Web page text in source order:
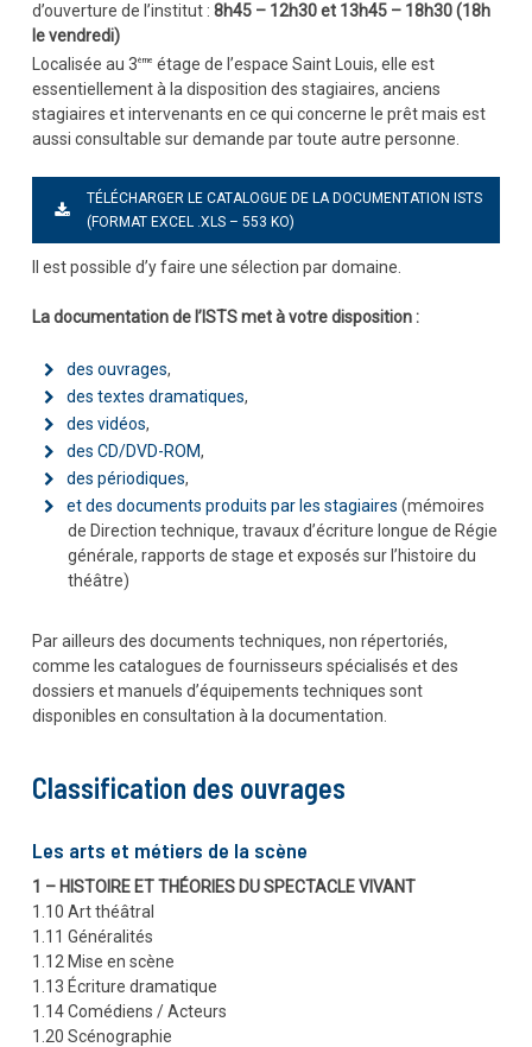
d’ouverture de l’institut : 8h45 – 12h30 et 13h45 – 18h30 (18h
le vendredi)
Localisée au 3ème étage de l’espace Saint Louis, elle est
essentiellement à la disposition des stagiaires, anciens
stagiaires et intervenants en ce qui concerne le prêt mais est
aussi consultable sur demande par toute autre personne.
TÉLÉCHARGER LE CATALOGUE DE LA DOCUMENTATION ISTS
(FORMAT EXCEL .XLS – 553 KO)
Il est possible d’y faire une sélection par domaine.
La documentation de l’ISTS met à votre disposition :
des ouvrages,
des textes dramatiques,
des vidéos,
des CD/DVD-ROM,
des périodiques,
et des documents produits par les stagiaires (mémoires
de Direction technique, travaux d’écriture longue de Régie
générale, rapports de stage et exposés sur l’histoire du
théâtre)
Par ailleurs des documents techniques, non répertoriés,
comme les catalogues de fournisseurs spécialisés et des
dossiers et manuels d’équipements techniques sont
disponibles en consultation à la documentation.
Classification des ouvrages
Les arts et métiers de la scène
1 – HISTOIRE ET THÉORIES DU SPECTACLE VIVANT
1.10 Art théâtral
1.11 Généralités
1.12 Mise en scène
1.13 Écriture dramatique
1.14 Comédiens / Acteurs
1.20 Scénographie